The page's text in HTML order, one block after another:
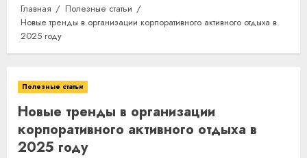
Главная
Полезные статьи
Новые тренды в организации корпоративного активного отдыха в
2025 году
Полезные статьи
Новые тренды в организации
корпоративного активного отдыха в
2025 году